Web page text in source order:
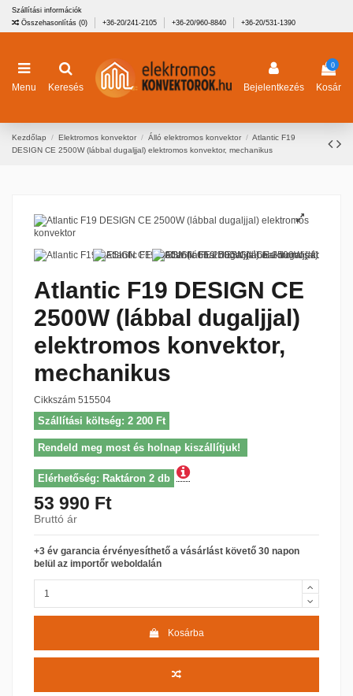
Szállítási információk
Összehasonlítás (0) +36-20/241-2105 +36-20/960-8840 +36-20/531-1390
Menu Keresés Bejelentkezés
0
Kosár
Kezdőlap Elektromos konvektor Álló elektromos konvektor
Atlantic F19
DESIGN CE 2500W (lábbal dugaljjal) elektromos konvektor, mechanikus
Atlantic F19 DESIGN CE
2500W (lábbal dugaljjal)
elektromos konvektor,
mechanikus
Cikkszám 515504
Szállítási költség: 2 200 Ft
Rendeld meg most és holnap kiszállítjuk!
Elérhetőség: Raktáron 2 db
53 990 Ft
Bruttó ár
+3 év garancia érvényesíthető a vásárlást követő 30 napon
belül az importőr weboldalán
Kosárba